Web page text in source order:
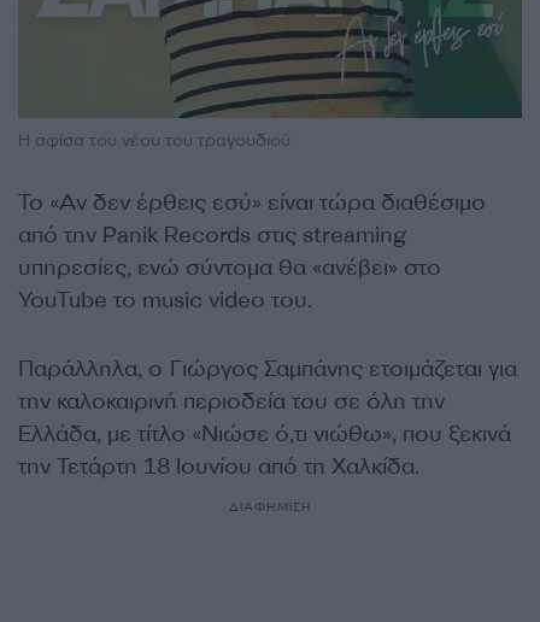
Η αφίσα του νέου του τραγουδιού
To «Αν δεν έρθεις εσύ» είναι τώρα διαθέσιμο
από την Panik Records στις streaming
υπηρεσίες, ενώ σύντομα θα «ανέβει» στο
YouTube το music video του.
Παράλληλα, ο Γιώργος Σαμπάνης ετοιμάζεται για
την καλοκαιρινή περιοδεία του σε όλη την
Ελλάδα, με τίτλο «Νιώσε ό,τι νιώθω», που ξεκινά
την Τετάρτη 18 Ιουνίου από τη Χαλκίδα.
ΔΙΑΦΗΜΙΣΗ